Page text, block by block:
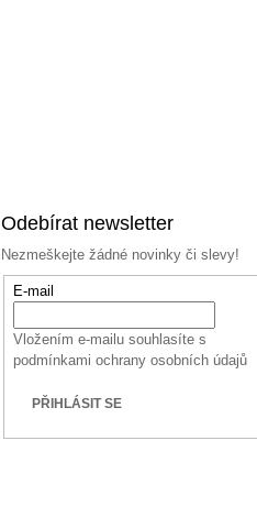
Odebírat newsletter
Nezmeškejte žádné novinky či slevy!
E-mail
Vložením e-mailu souhlasíte s
podmínkami ochrany osobních údajů
PŘIHLÁSIT SE